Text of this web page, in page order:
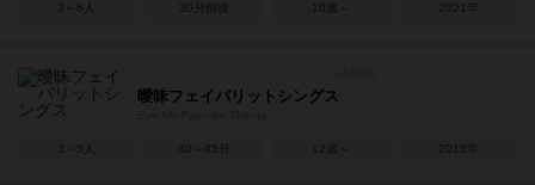
3～6人 30分前後 10歳～ 2021年
曖昧フェイバリットシングス
3～5人 30～45分 12歳～ 2015年